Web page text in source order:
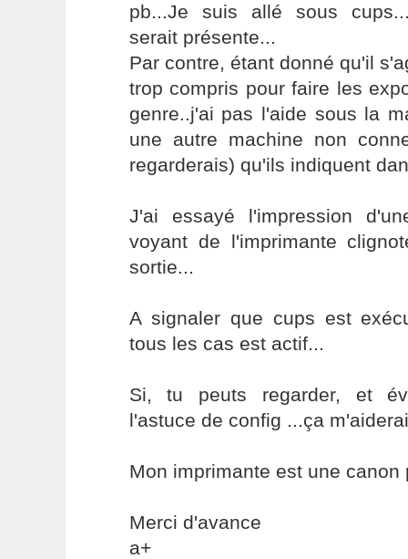
pb...Je suis allé sous
serait présente...
Par contre, étant donné qu'il
trop compris pour faire les
genre..j'ai pas l'aide sous la
une autre machine non
regarderais) qu'ils indiquent
J'ai essayé l'impression
voyant de l'imprimante
sortie...
A signaler que cups est
tous les cas est actif...
Si, tu peuts regarder, et
l'astuce de config ...ça
Mon imprimante est une canon
Merci d'avance
a+